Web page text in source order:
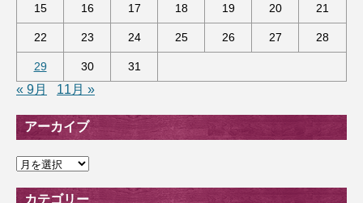
15 16 17 18 19 20 21
22 23 24 25 26 27 28
29 30 31
« 9月 11月 »
アーカイブ
ア
カカテゴリー